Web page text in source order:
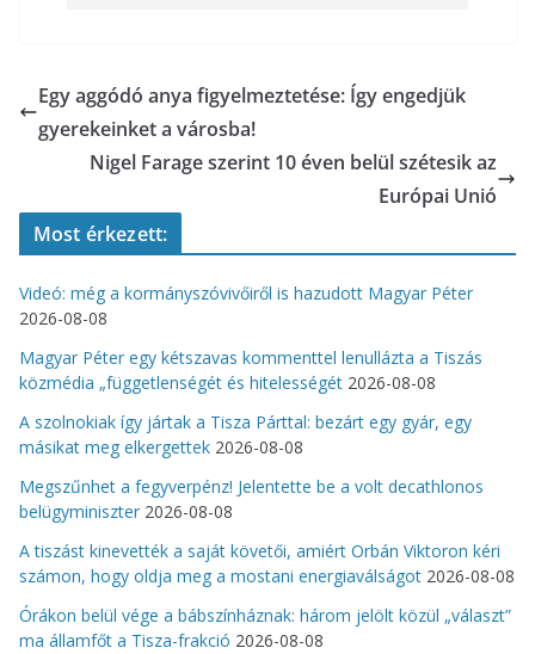
Egy aggódó anya figyelmeztetése: Így engedjük
gyerekeinket a városba!
Nigel Farage szerint 10 éven belül szétesik az
Európai Unió
Most érkezett:
Videó: még a kormányszóvivőiről is hazudott Magyar Péter
2026-08-08
Magyar Péter egy kétszavas kommenttel lenullázta a Tiszás
közmédia „függetlenségét és hitelességét 2026-08-08
A szolnokiak így jártak a Tisza Párttal: bezárt egy gyár, egy
másikat meg elkergettek 2026-08-08
Megszűnhet a fegyverpénz! Jelentette be a volt decathlonos
belügyminiszter 2026-08-08
A tiszást kinevették a saját követői, amiért Orbán Viktoron kéri
számon, hogy oldja meg a mostani energiaválságot 2026-08-08
Órákon belül vége a bábszínháznak: három jelölt közül „választ”
ma államfőt a Tisza-frakció 2026-08-08